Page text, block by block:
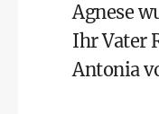
Agnese
Ihr Vater
Antonia